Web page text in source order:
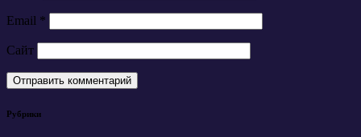
Email *
Сайт
Рубрики